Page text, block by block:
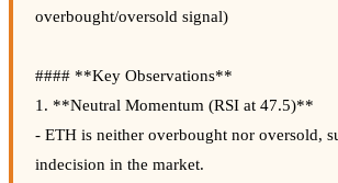
overbought/oversold signal)
#### **Key Observations**
1. **Neutral Momentum (RSI at 47.5)**
- ETH is neither overbought nor oversold,
indecision in the market.